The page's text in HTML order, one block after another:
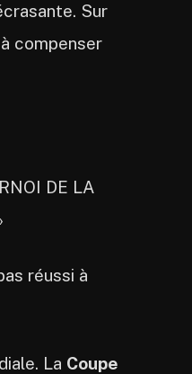
Sur
compenser
DE LA
réussi à
La Coupe